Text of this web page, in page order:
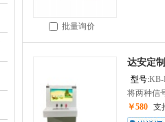
批量询价
达安定
型号:KB-
将两种信
￥580 支